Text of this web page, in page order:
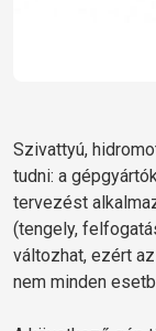
Szivattyú,
tudni: a
tervezést
(tengely,
változhat, ezért
nem minden